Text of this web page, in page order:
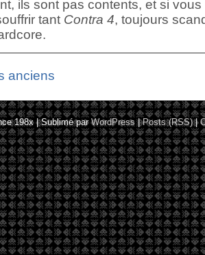
ils sont pas contents, et si vous
tant Contra 4, toujours
anciens
198x|Sublimé parWordPress |Posts (RSS)|